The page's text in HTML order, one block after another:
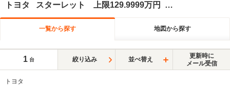
トヨタ スターレット 上限129.9999万円 下限120万円
一覧から探す 地図から探す
1 台 絞り込み 並べ替え
更新時に
メール受信
トヨタ